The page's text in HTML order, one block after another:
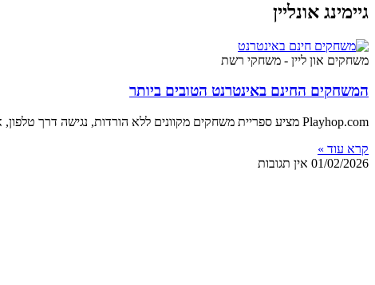
גיימינג אונליין
משחקים און ליין - משחקי רשת
המשחקים החינם באינטרנט הטובים ביותר
Playhop.com מציע ספריית משחקים מקוונים ללא הורדות, נגישה דרך טלפון, אפליקציית דסקטופ או דפדפן. הפורטל מתאים למסכי כל הגדלים ומרכז
קרא עוד »
01/02/2026 אין תגובות